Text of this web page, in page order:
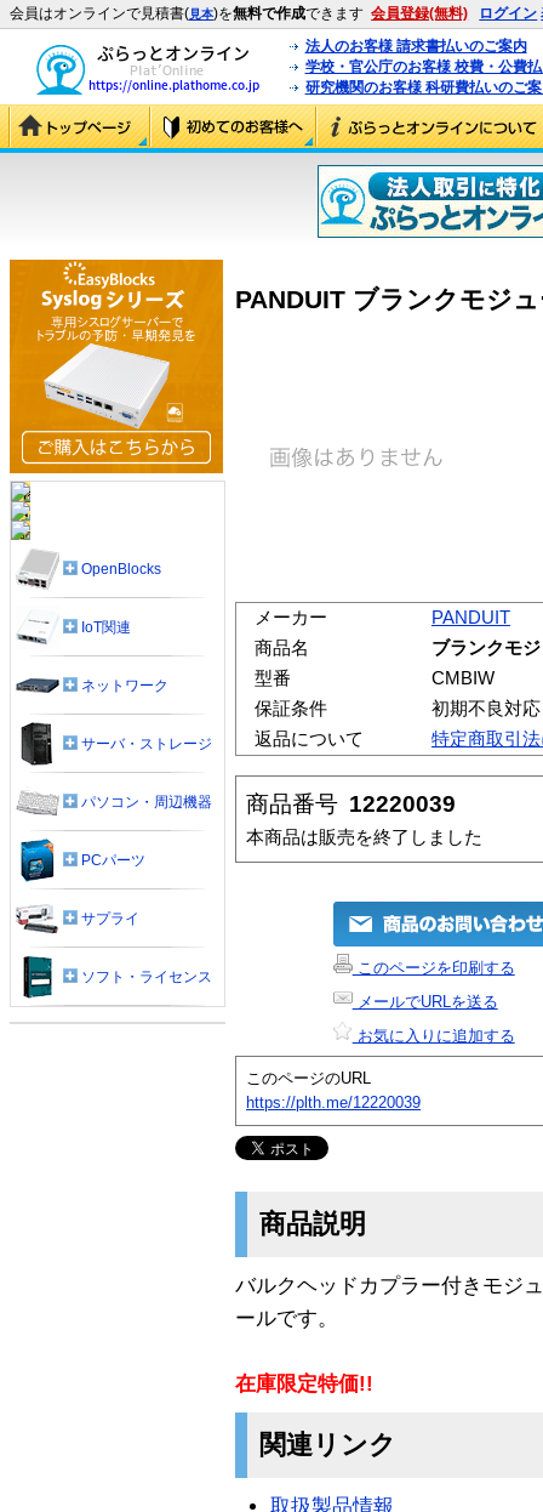
会員はオンラインで見積書(見本)を無料で作成できます 会員登録(無料) ログイン
法人のお客様 請求書払いのご案内
学校・官公庁のお客様 校費・公費
研究機関のお客様 科研費払いのご
PANDUIT ブランクモジ
メーカー
PANDUIT
商品名
ブランクモ
型番
CMBIW
保証条件
初期不良対
返品について
特定商取引
商品番号 12220039
本商品は販売を終了しました
このページを印刷する
メールでURLを送る
お気に入りに追加する
このページのURL
https://plth.me/12220039
商品説明
バルクヘッドカプラー付きモジ
ールです。
在庫限定特価!!
関連リンク
取扱製品情報
OpenBlocks
IoT関連
ネットワーク
サーバ・ストレージ
パソコン・周辺機器
PCパーツ
サプライ
ソフト・ライセンス